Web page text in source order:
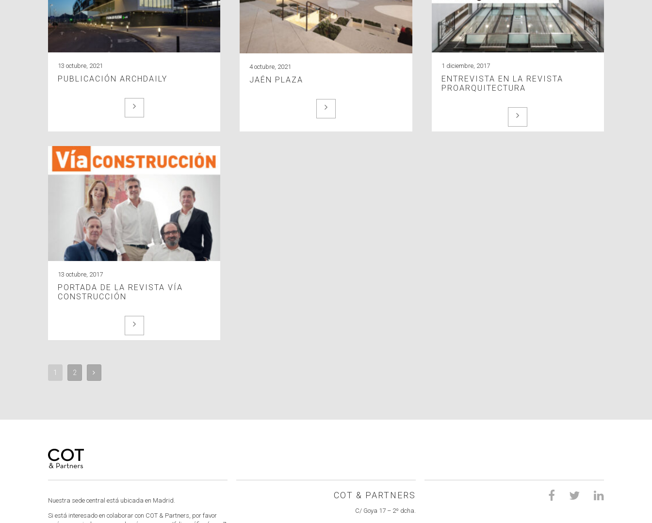
13 octubre, 2021
PUBLICACIÓN ARCHDAILY
4 octubre, 2021
JAÉN PLAZA
1 diciembre, 2017
ENTREVISTA EN LA REVISTA
PROARQUITECTURA
13 octubre, 2017
PORTADA DE LA REVISTA VÍA
CONSTRUCCIÓN
1 2
Nuestra sede central está ubicada en Madrid.
Si está interesado en colaborar con COT & Partners, por favor
COT & PARTNERS
C/ Goya 17 – 2º dcha.